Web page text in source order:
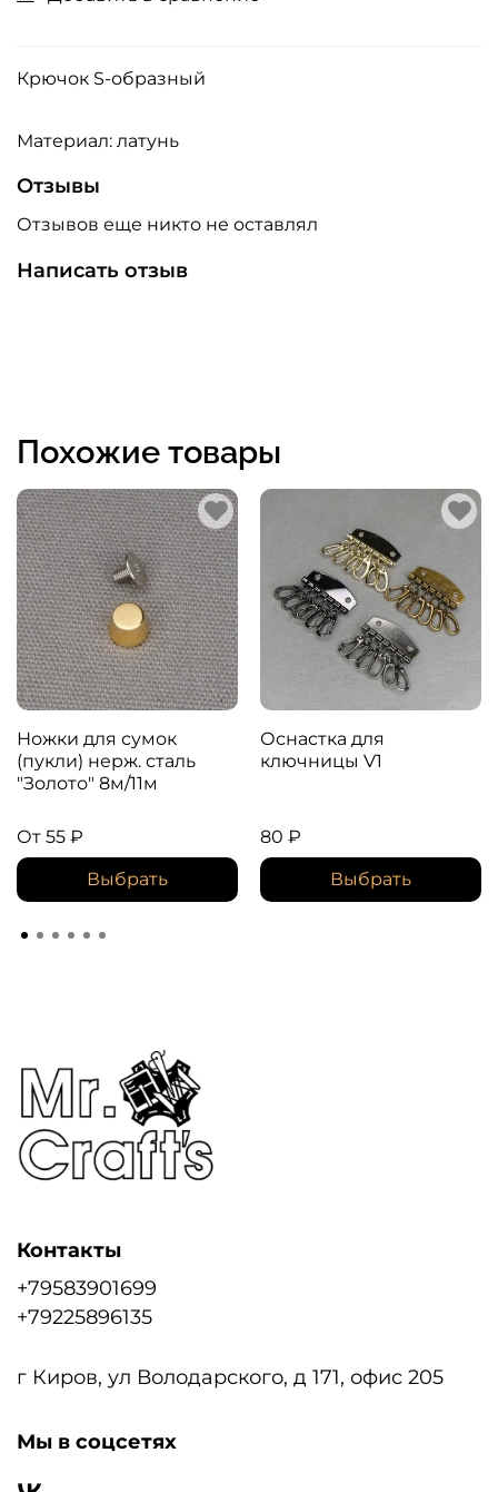
Крючок S-образный
Материал: латунь
Отзывы
Отзывов еще никто не оставлял
Написать отзыв
Похожие товары
Ножки для сумок
(пукли) нерж. сталь
"Золото" 8м/11м
От 55 ₽
Выбрать
Оснастка для
ключницы V1
80 ₽
Выбрать
Контакты
+79583901699
+79225896135
г Киров, ул Володарского, д 171, офис 205
Мы в соцсетях